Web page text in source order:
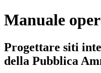
Manuale
Progettare siti
della Pubblica